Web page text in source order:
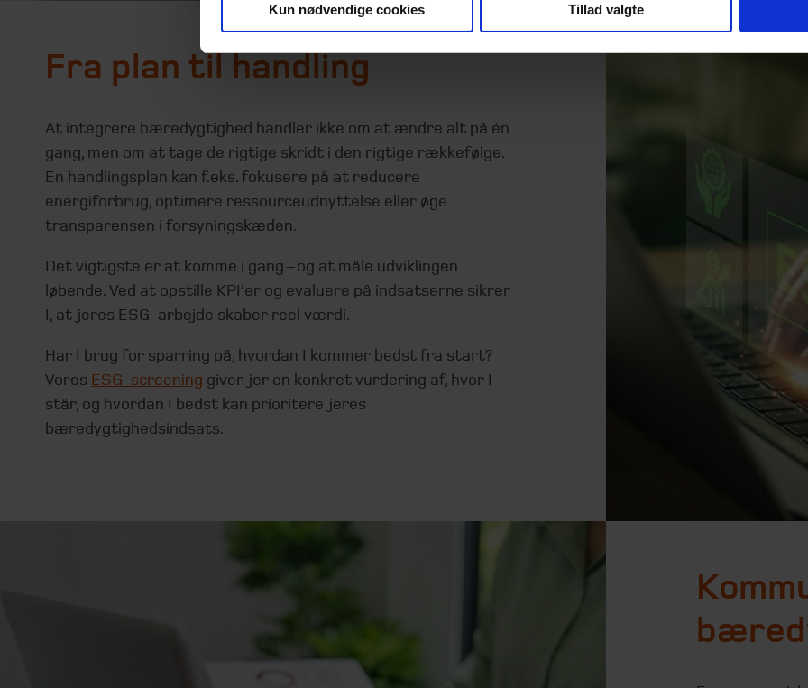
Kun nødvendige cookies Tillad valgte
Fra plan til handling
At integrere bæredygtighed handler ikke om at ændre alt på én
gang, men om at tage de rigtige skridt i den rigtige rækkefølge.
En handlingsplan kan f.eks. fokusere på at reducere
energiforbrug, optimere ressourceudnyttelse eller øge
transparensen i forsyningskæden.
Det vigtigste er at komme i gang – og at måle udviklingen
løbende. Ved at opstille KPI’er og evaluere på indsatserne sikrer
I, at jeres ESG-arbejde skaber reel værdi.
Har I brug for sparring på, hvordan I kommer bedst fra start?
Vores ESG-screening giver jer en konkret vurdering af, hvor I
står, og hvordan I bedst kan prioritere jeres
bæredygtighedsindsats.